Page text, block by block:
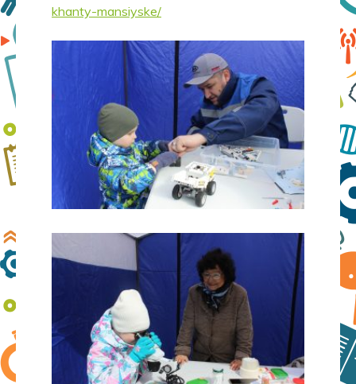
khanty-mansiyske/